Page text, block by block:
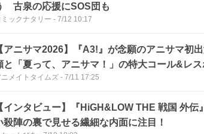
古泉の応援にSOS団も
ミックナタリー - 7/12 10:17
アニサマ2026】『A3!』が念願のアニサマ初
と「夏って、アニサマ！」の特大コール&レス
ニメイトタイムズ - 7/11 17:25
インタビュー】『HiGH&LOW THE 戦国 外
殺陣の裏で見せる繊細な内面に注目！